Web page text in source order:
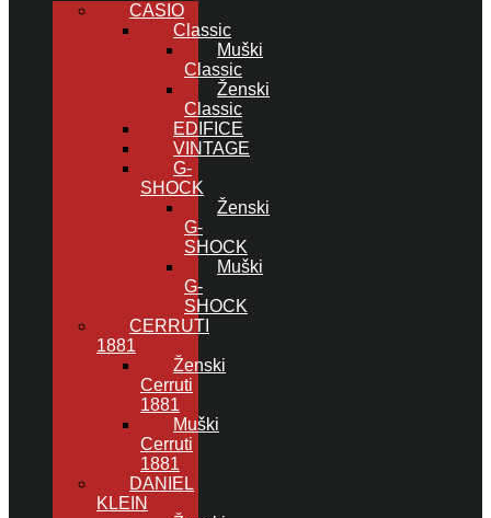
CASIO
Classic
Muški
Classic
Ženski
Classic
EDIFICE
VINTAGE
G-
SHOCK
Ženski
G-
SHOCK
Muški
G-
SHOCK
CERRUTI
1881
Ženski
Cerruti
1881
Muški
Cerruti
1881
DANIEL
KLEIN